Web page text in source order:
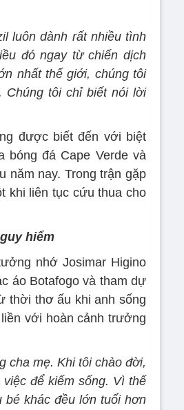
luôn dành rất nhiều tình
đó ngay từ chiến dịch
nhất thế giới, chúng tôi
tôi chỉ biết nói lời
được biết đến với biệt
bóng đá Cape Verde và
năm nay. Trong trận gặp
khi liên tục cứu thua cho
hiểm
nhớ Josimar Higino
áo Botafogo và tham dự
thời thơ ấu khi anh sống
với hoàn cảnh trưởng
cha mẹ. Khi tôi chào đời,
để kiếm sống. Vì thế
khác đều lớn tuổi hơn